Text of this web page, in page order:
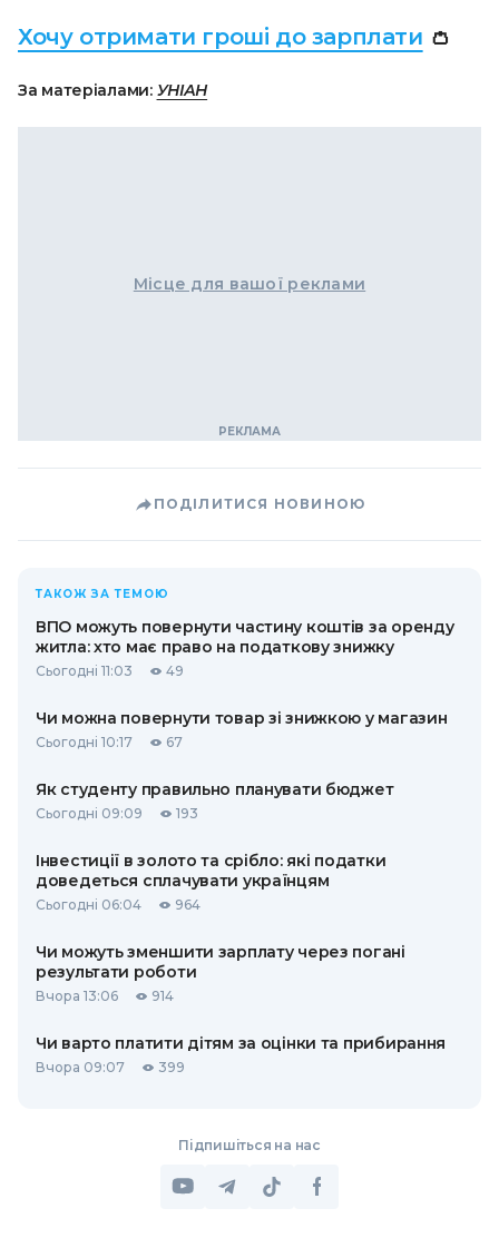
Хочу отримати гроші до зарплати 👛
За матеріалами: УНІАН
Місце для вашої реклами
ПОДІЛИТИСЯ НОВИНОЮ
ТАКОЖ ЗА ТЕМОЮ
ВПО можуть повернути частину коштів за оренду
житла: хто має право на податкову знижку
Сьогодні 11:03 49
Чи можна повернути товар зі знижкою у магазин
Сьогодні 10:17 67
Як студенту правильно планувати бюджет
Сьогодні 09:09 193
Інвестиції в золото та срібло: які податки
доведеться сплачувати українцям
Сьогодні 06:04 964
Чи можуть зменшити зарплату через погані
результати роботи
Вчора 13:06 914
Чи варто платити дітям за оцінки та прибирання
Вчора 09:07 399
Підпишіться на нас